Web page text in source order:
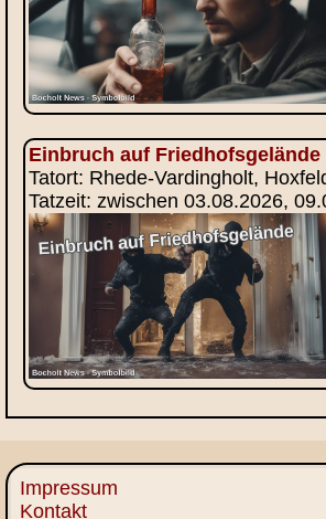
Einbruch auf Friedhofsgelände
Tatort: Rhede-Vardingholt,
Tatzeit: zwischen 03.08.2026,
Impressum
Kontakt